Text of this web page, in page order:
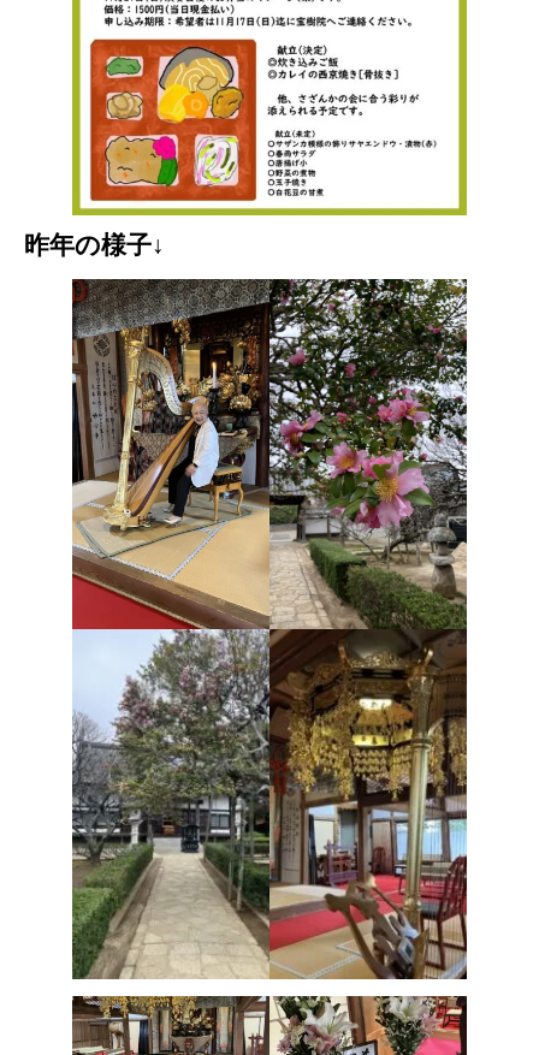
昨年の様子↓